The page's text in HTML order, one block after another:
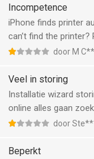
niet duurzaam en
resetten en opnieuw
oplossing voor
Incompetence
iPhone finds printer
can’t find the
door M
Veel in storing
Installatie wizard
online alles gaan
door
Beperkt